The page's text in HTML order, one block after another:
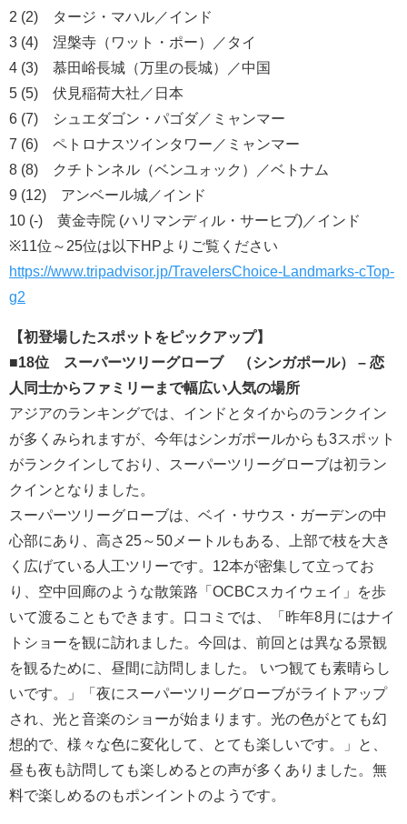
2 (2) タージ・マハル／インド
3 (4) 涅槃寺（ワット・ポー）／タイ
4 (3) 慕田峪長城（万里の長城）／中国
5 (5) 伏見稲荷大社／日本
6 (7) シュエダゴン・パゴダ／ミャンマー
7 (6) ペトロナスツインタワー／ミャンマー
8 (8) クチトンネル（ベンユォック）／ベトナム
9 (12) アンベール城／インド
10 (-) 黄金寺院 (ハリマンディル・サーヒブ)／インド
※11位～25位は以下HPよりご覧ください
https://www.tripadvisor.jp/TravelersChoice-Landmarks-cTop-
g2
【初登場したスポットをピックアップ】
■18位 スーパーツリーグローブ （シンガポール） – 恋
人同士からファミリーまで幅広い人気の場所
アジアのランキングでは、インドとタイからのランクイン
が多くみられますが、今年はシンガポールからも3スポット
がランクインしており、スーパーツリーグローブは初ラン
クインとなりました。
スーパーツリーグローブは、ベイ・サウス・ガーデンの中
心部にあり、高さ25～50メートルもある、上部で枝を大き
く広げている人工ツリーです。12本が密集して立ってお
り、空中回廊のような散策路「OCBCスカイウェイ」を歩
いて渡ることもできます。口コミでは、「昨年8月にはナイ
トショーを観に訪れました。今回は、前回とは異なる景観
を観るために、昼間に訪問しました。 いつ観ても素晴らし
いです。」「夜にスーパーツリーグローブがライトアップ
され、光と音楽のショーが始まります。光の色がとても幻
想的で、様々な色に変化して、とても楽しいです。」と、
昼も夜も訪問しても楽しめるとの声が多くありました。無
料で楽しめるのもポンイントのようです。